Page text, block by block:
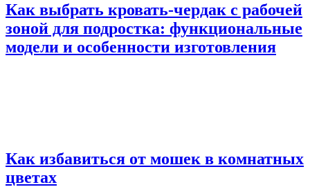
Как выбрать кровать-чердак с рабочей
зоной для подростка: функциональные
модели и особенности изготовления
Как избавиться от мошек в комнатных
цветах